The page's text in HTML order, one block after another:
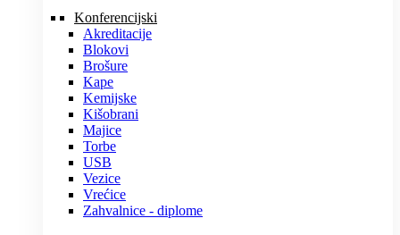
Konferencijski
Akreditacije
Blokovi
Brošure
Kape
Kemijske
Kišobrani
Majice
Torbe
USB
Vezice
Vrećice
Zahvalnice - diplome